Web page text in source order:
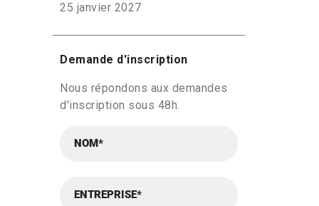
25 janvier 2027
Demande d'inscription
Nous répondons aux demandes
d'inscription sous 48h.